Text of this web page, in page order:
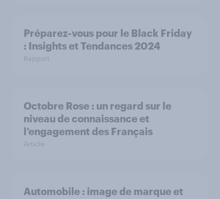
Préparez-vous pour le Black Friday
: Insights et Tendances 2024
Rapport
Octobre Rose : un regard sur le
niveau de connaissance et
l’engagement des Français
Article
Automobile : image de marque et